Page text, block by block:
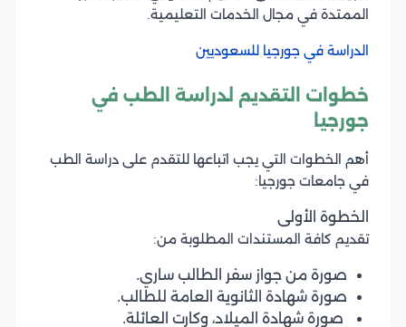
الممتدة في مجال الخدمات التعليمية.
الدراسة في جورجيا للسعوديين
خطوات التقديم لدراسة الطب في
جورجيا
أهم الخطوات التي يجب اتباعها للتقدم على دراسة الطب
في جامعات جورجيا:
الخطوة الأولى
تقديم كافة المستندات المطلوبة من:
صورة من جواز سفر الطالب ساري.
صورة شهادة الثانوية العامة للطالب.
صورة شهادة الميلاد، وكارت العائلة.